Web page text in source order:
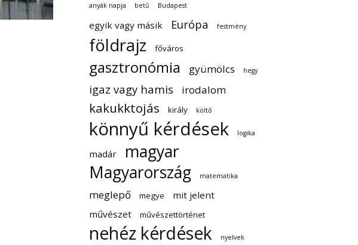
anyák napja betű Budapest
egyik vagy másik Európa festmény
földrajz főváros
gasztronómia gyümölcs hegy
igaz vagy hamis irodalom
kakukktojás király költő
könnyű kérdések logika
madár
magyar
Magyarország
matematika
meglepő megye
mit jelent
művészet
művészettörténet
nehéz kérdések nyelvek